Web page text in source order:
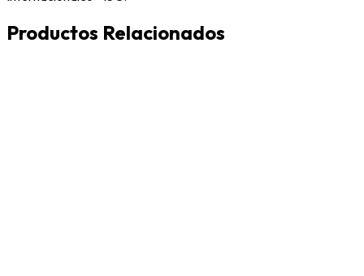
Productos Relacionados